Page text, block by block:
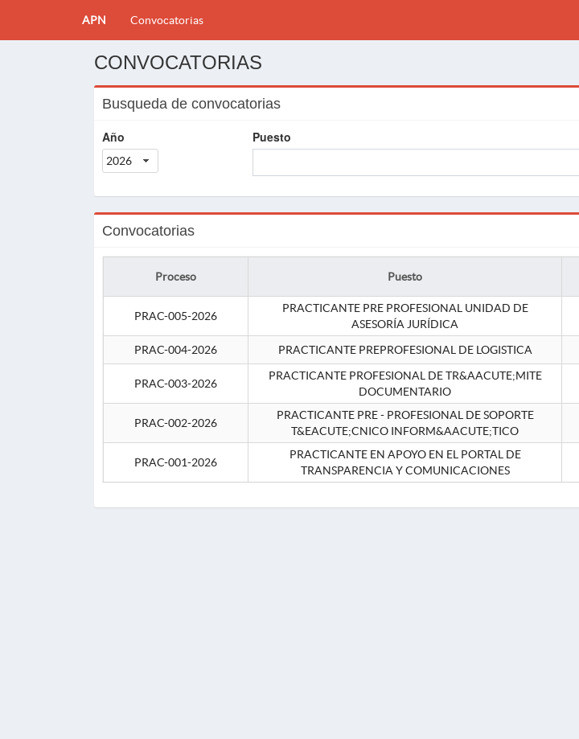
APN Convocatorias
CONVOCATORIAS
Busqueda de convocatorias
Año
2026
Puesto
Convocatorias
Proceso Puesto
PRAC-005-2026
PRACTICANTE PRE PROFESIONAL UNIDAD DE
ASESORÍA JURÍDICA
PRAC-004-2026 PRACTICANTE PREPROFESIONAL DE LOGISTICA
PRAC-003-2026
PRACTICANTE PROFESIONAL DE TR&AACUTE;MITE
DOCUMENTARIO
PRAC-002-2026
PRACTICANTE PRE - PROFESIONAL DE SOPORTE
T&EACUTE;CNICO INFORM&AACUTE;TICO
PRAC-001-2026
PRACTICANTE EN APOYO EN EL PORTAL DE
TRANSPARENCIA Y COMUNICACIONES